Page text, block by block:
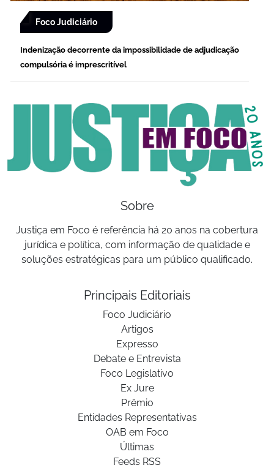
Foco Judiciário
Indenização decorrente da impossibilidade de adjudicação
compulsória é imprescritível
Sobre
Justiça em Foco é referência há 20 anos na cobertura
jurídica e política, com informação de qualidade e
soluções estratégicas para um público qualificado.
Principais Editoriais
Foco Judiciário
Artigos
Expresso
Debate e Entrevista
Foco Legislativo
Ex Jure
Prêmio
Entidades Representativas
OAB em Foco
Últimas
Feeds RSS